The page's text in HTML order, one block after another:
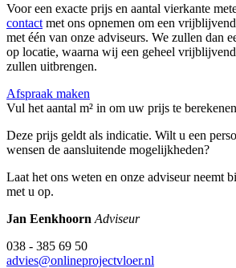
Voor een exacte prijs en aantal vierkante
contact met ons opnemen om een
met één van onze adviseurs. We zullen dan
op locatie, waarna wij een geheel
zullen uitbrengen.
Afspraak maken
Vul het aantal m² in om uw prijs te
Deze prijs geldt als indicatie. Wilt u een
wensen de aansluitende mogelijkheden?
Laat het ons weten en onze adviseur neemt
met u op.
Jan Eenkhoorn Adviseur
038 - 385 69 50
advies@onlineprojectvloer.nl